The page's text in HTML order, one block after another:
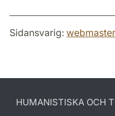
Sidansvarig: webmaster
HUMANISTISKA OCH